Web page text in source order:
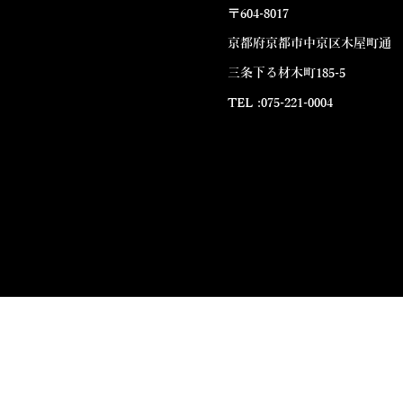
〒604-8017
京都府京都市中京区木屋町通
三条下る材木町185-5
TEL :075-221-0004